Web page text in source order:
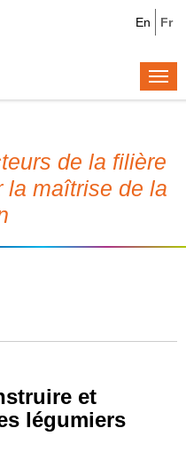
Fr
En
de la filière
la maîtrise de la
et
légumiers